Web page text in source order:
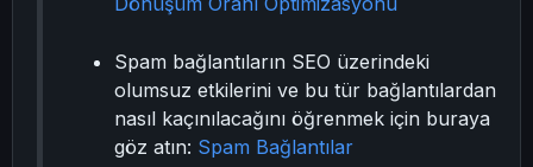
Spam bağlantıların SEO üzerindeki
olumsuz etkilerini ve bu tür bağlantılardan
nasıl kaçınılacağını öğrenmek için buraya
göz atın: Spam Bağlantılar